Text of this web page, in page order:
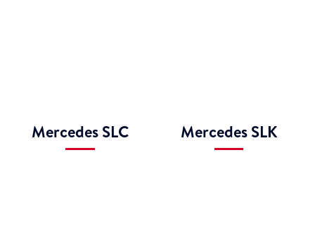
Mercedes SLC Mercedes SLK